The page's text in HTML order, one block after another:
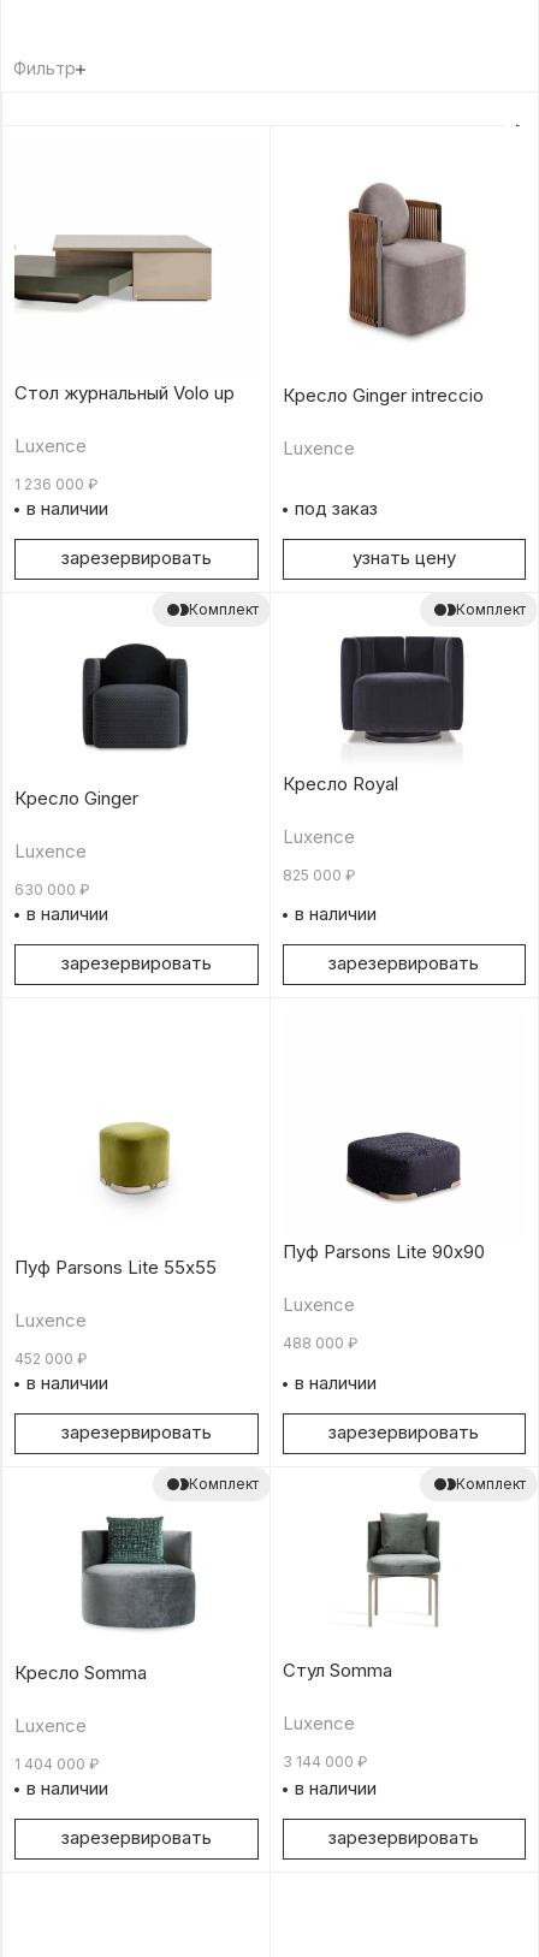
Фильтр
Стол журнальный Volo up
Luxence
1 236 000 ₽
в наличии
зарезервировать
Кресло Ginger intreccio
Luxence
под заказ
узнать цену
Комплект
Кресло Ginger
Luxence
630 000 ₽
в наличии
зарезервировать
Комплект
Кресло Royal
Luxence
825 000 ₽
в наличии
зарезервировать
Пуф Parsons Lite 55х55
Luxence
452 000 ₽
в наличии
зарезервировать
Пуф Parsons Lite 90х90
Luxence
488 000 ₽
в наличии
зарезервировать
Комплект
Кресло Somma
Luxence
1 404 000 ₽
в наличии
зарезервировать
Комплект
Стул Somma
Luxence
3 144 000 ₽
в наличии
зарезервировать